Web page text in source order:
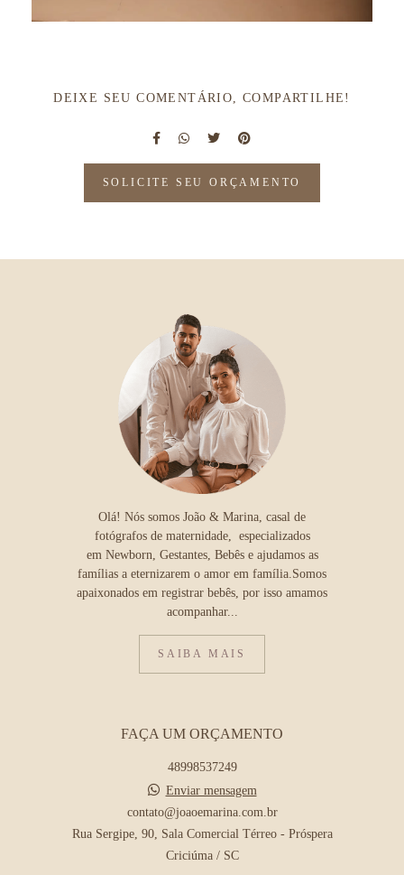
DEIXE SEU COMENTÁRIO, COMPARTILHE!
SOLICITE SEU ORÇAMENTO
Olá! Nós somos João & Marina, casal de
fotógrafos de maternidade, especializados
em Newborn, Gestantes, Bebês e ajudamos as
famílias a eternizarem o amor em família.Somos
apaixonados em registrar bebês, por isso amamos
acompanhar...
SAIBA MAIS
FAÇA UM ORÇAMENTO
48998537249
Enviar mensagem
contato@joaoemarina.com.br
Rua Sergipe, 90, Sala Comercial Térreo - Próspera
Criciúma / SC